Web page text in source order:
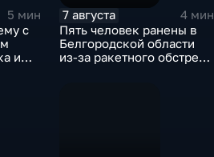
5 мин
с
и
7 августа
4 мин
Пять человек ранены в
Белгородской области
из-за ракетного обстрела